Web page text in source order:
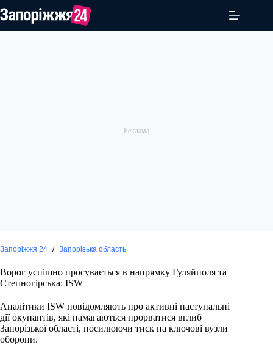
до
Запоріжжя 24 / Запорізька область
Ворог успішно просувається в напрямку Гуляйполя та
Степногірська: ISW
Аналітики ISW повідомляють про активні наступальні
дії окупантів, які намагаються прорватися вглиб
Запорізької області, посилюючи тиск на ключові вузли
оборони.